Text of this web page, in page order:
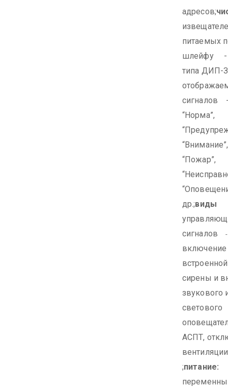
адресов;
питаемых
шлейфу
типа ДИП-
“Норма”,
“Внимание”,
“Пожар”,
др.;виды
сигналов
включение
встроенной
сирены и
звукового
светового
АСПТ,
вентиляции
;питание: